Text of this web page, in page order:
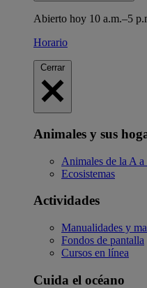
Abierto hoy 10 a.m.–5
Horario
Cerrar
Animales y sus
Animales de la A a
Ecosistemas
Actividades
Manualidades y
Fondos de pantalla
Cursos en línea
Cuida el océano